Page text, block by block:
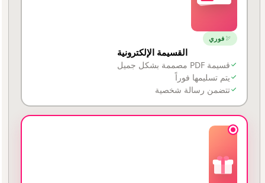
فوري
القسيمة الإلكترونية
قسيمة PDF مصممة بشكل جميل
يتم تسليمها فوراً
تتضمن رسالة شخصية